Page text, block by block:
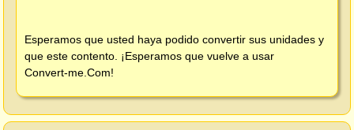
Esperamos que usted haya podido convertir sus unidades y
que este contento. ¡Esperamos que vuelve a usar
Convert-me.Com!